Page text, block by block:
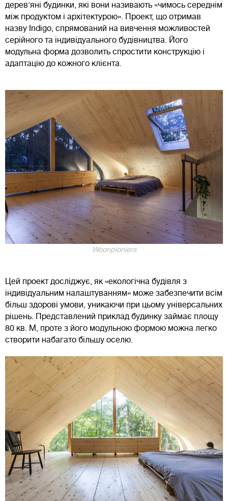
дерев'яні будинки, які вони називають «чимось середнім
між продуктом і архітектурою». Проект, що отримав
назву Indigo, спрямований на вивчення можливостей
серійного та індивідуального будівництва. Його
модульна форма дозволить спростити конструкцію і
адаптацію до кожного клієнта.
Woonpioniers
Цей проект досліджує, як «екологічна будівля з
індивідуальним налаштуванням» може забезпечити всім
більш здорові умови, уникаючи при цьому універсальних
рішень. Представлений приклад будинку займає площу
80 кв. М, проте з його модульною формою можна легко
створити набагато більшу оселю.